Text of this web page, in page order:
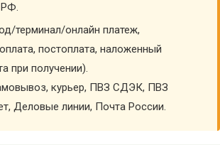
РФ.
терминал/онлайн платеж,
постоплата, наложенный
при получении).
курьер, ПВЗ СДЭК, ПВЗ
Деловые линии, Почта России.